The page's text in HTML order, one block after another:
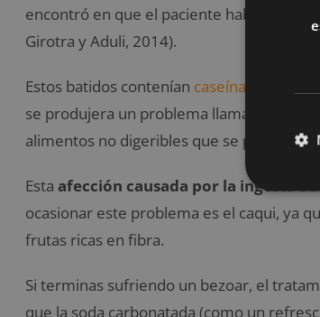
encontró en que el paciente había
Girotra y Aduli, 2014).
Estos batidos contenían caseína , una
se produjera un problema llamado
alimentos no digeribles que se pudo
Esta afección causada por la ingesta
ocasionar este problema es el caqui, ya
frutas ricas en fibra.
Si terminas sufriendo un bezoar, el
que la soda carbonatada (como un